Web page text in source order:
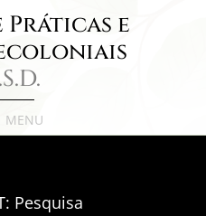
e
Pesquisa